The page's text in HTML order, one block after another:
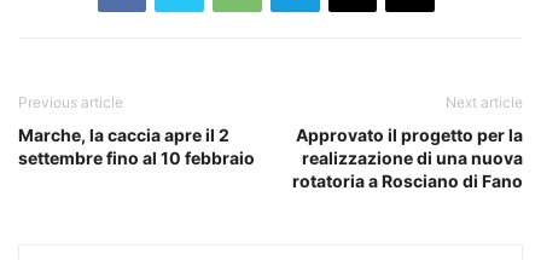
Previous article
Marche, la caccia apre il 2
settembre fino al 10 febbraio
Next article
Approvato il progetto per la
realizzazione di una nuova
rotatoria a Rosciano di Fano